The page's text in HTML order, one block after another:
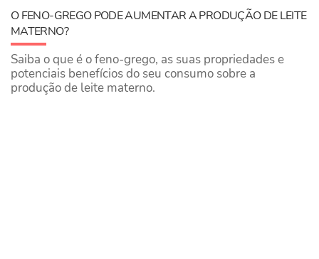
O FENO-GREGO PODE AUMENTAR A PRODUÇÃO DE LEITE
MATERNO?
Saiba o que é o feno-grego, as suas propriedades e
potenciais benefícios do seu consumo sobre a
produção de leite materno.